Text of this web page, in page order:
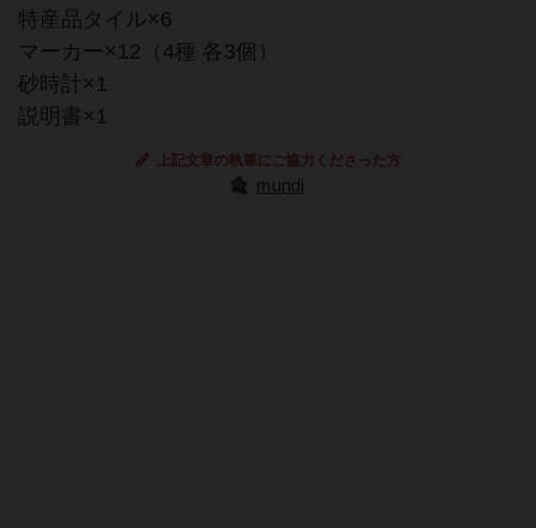
特産品タイル×6
マーカー×12（4種 各3個）
砂時計×1
説明書×1
上記文章の執筆にご協力くださった方
mundi